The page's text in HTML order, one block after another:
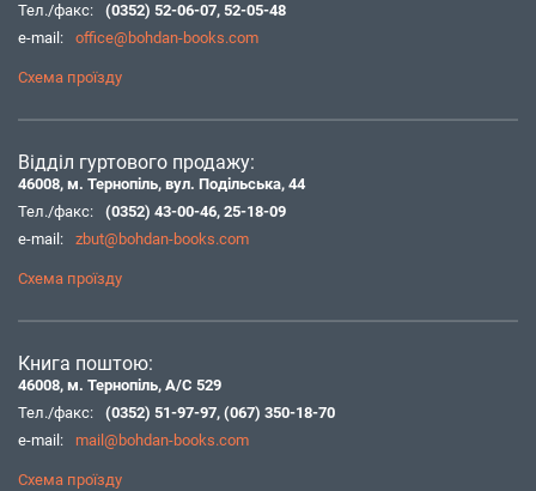
Тел./факс:
(0352) 52-06-07, 52-05-48
e-mail:
office@bohdan-books.com
Схема проїзду
Відділ гуртового продажу:
46008, м. Тернопіль, вул. Подільська, 44
Тел./факс:
(0352) 43-00-46, 25-18-09
e-mail:
zbut@bohdan-books.com
Схема проїзду
Книга поштою:
46008, м. Тернопіль, А/С 529
Тел./факс:
(0352) 51-97-97, (067) 350-18-70
e-mail:
mail@bohdan-books.com
Схема проїзду